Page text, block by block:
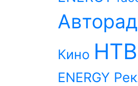
Кино НТВ
ENERGY